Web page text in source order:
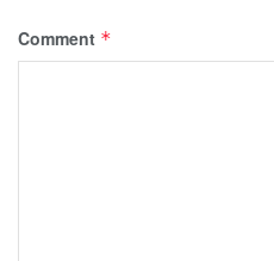
Comment *